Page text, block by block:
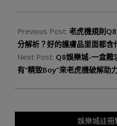
Previous Post: 老虎機規則
分解析？好的護膚品里面都
Next Post: Q8娛樂城-一盒難
有“精致Boy”來老虎機破解助
娛樂城註冊